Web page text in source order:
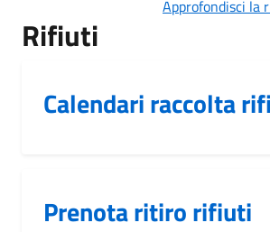
Approfondisci la
Rifiuti
Calendari raccolta
Prenota ritiro rifiuti